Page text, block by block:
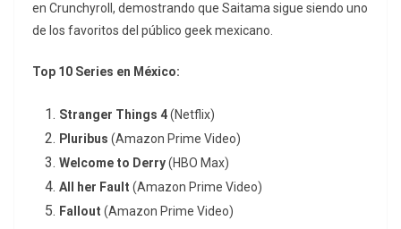
en Crunchyroll, demostrando que Saitama sigue siendo uno
de los favoritos del público geek mexicano.
Top 10 Series en México:
Stranger Things 4(Netflix)
Pluribus (Amazon Prime Video)
Welcome to Derry(HBO Max)
All her Fault (Amazon Prime Video)
Fallout (Amazon Prime Video)